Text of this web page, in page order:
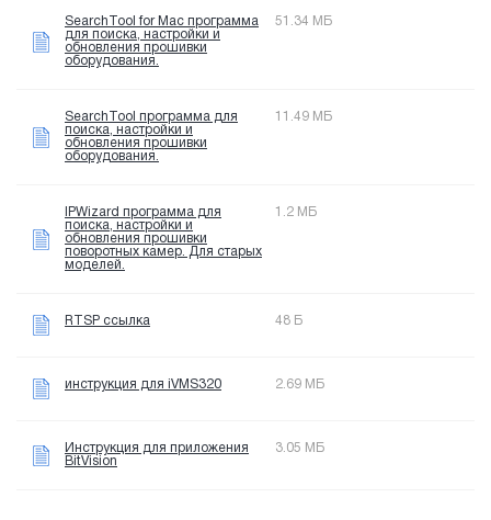
SearchTool for Mac программа
для поиска, настройки и
обновления прошивки
оборудования.
51.34 МБ
SearchTool программа для
поиска, настройки и
обновления прошивки
оборудования.
11.49 МБ
IPWizard программа для
поиска, настройки и
обновления прошивки
поворотных камер. Для старых
моделей.
1.2 МБ
RTSP ссылка 48 Б
инструкция для iVMS320 2.69 МБ
Инструкция для приложения
BitVision
3.05 МБ